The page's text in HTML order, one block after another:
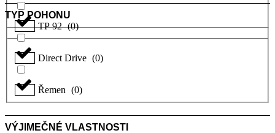
TP 92 (0)
TYP POHONU
Direct Drive (0)
Řemen (0)
VÝJIMEČNÉ VLASTNOSTI